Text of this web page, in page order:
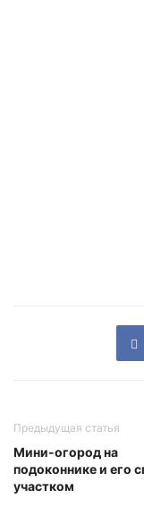
Предыдущая статья
Мини-огород на
подоконнике и его
участком